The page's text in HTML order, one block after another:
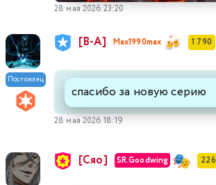
28 мая 2026 23:20
Постоялец
[В-А] Max1990max 1 790
спасибо за новую серию
28 мая 2026 18:19
[Сяо] SR.Goodwing 226